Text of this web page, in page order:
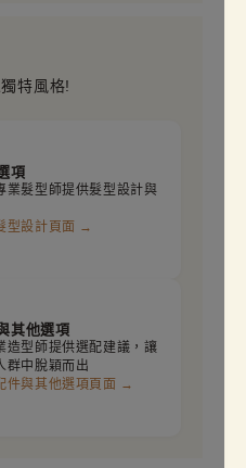
特風格!
項
業髮型師提供髮型設計與
型設計頁面 →
其他選項
造型師提供選配建議，讓
群中脫穎而出
件與其他選項頁面 →